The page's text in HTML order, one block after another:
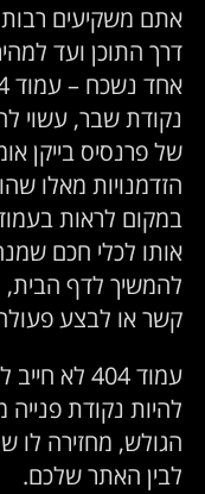
אתם משקיעים
דרך התוכן ועד
נקודת שבר, עשוי
של פרנסיס בייקן
הזדמנויות מאלו
במקום לראות
אותו לכלי חכם
להמשיך לדף הבית,
קשר או לבצע
עמוד 404
להיות נקודת
הגולש, מחזירה לו
לבין האתר שלכם.